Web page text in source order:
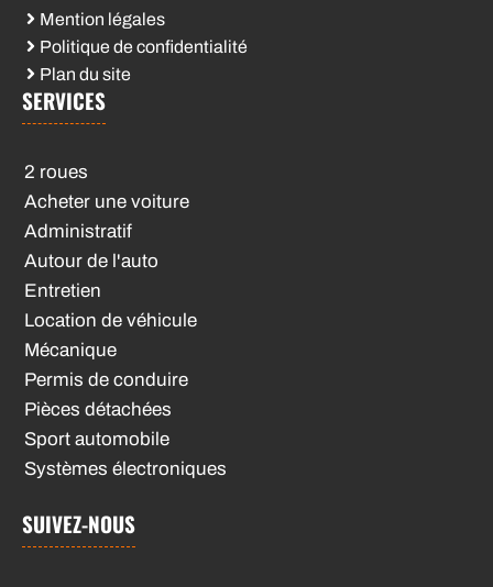
Mention légales
Politique de confidentialité
Plan du site
SERVICES
2 roues
Acheter une voiture
Administratif
Autour de l'auto
Entretien
Location de véhicule
Mécanique
Permis de conduire
Pièces détachées
Sport automobile
Systèmes électroniques
SUIVEZ-NOUS